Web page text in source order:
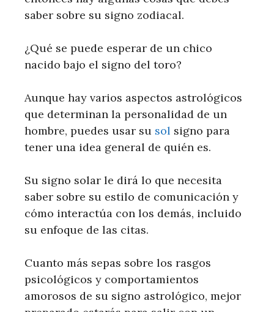
saber sobre su signo zodiacal.
¿Qué se puede esperar de un chico
nacido bajo el signo del toro?
Aunque hay varios aspectos astrológicos
que determinan la personalidad de un
hombre, puedes usar su sol signo para
tener una idea general de quién es.
Su signo solar le dirá lo que necesita
saber sobre su estilo de comunicación y
cómo interactúa con los demás, incluido
su enfoque de las citas.
Cuanto más sepas sobre los rasgos
psicológicos y comportamientos
amorosos de su signo astrológico, mejor